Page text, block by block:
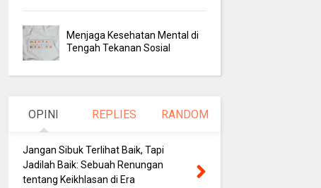
Menjaga Kesehatan Mental di
Tengah Tekanan Sosial
OPINI REPLIES RANDOM
Jangan Sibuk Terlihat Baik, Tapi
Jadilah Baik: Sebuah Renungan
tentang Keikhlasan di Era